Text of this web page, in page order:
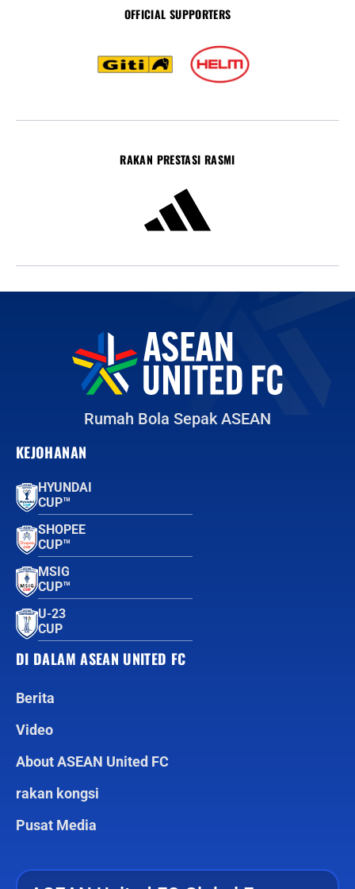
OFFICIAL SUPPORTERS
RAKAN PRESTASI RASMI
Rumah Bola Sepak ASEAN
KEJOHANAN
HYUNDAI
CUP™
SHOPEE
CUP™
MSIG
CUP™
U-23
CUP
DI DALAM ASEAN UNITED FC
Berita
Video
About ASEAN United FC
rakan kongsi
Pusat Media